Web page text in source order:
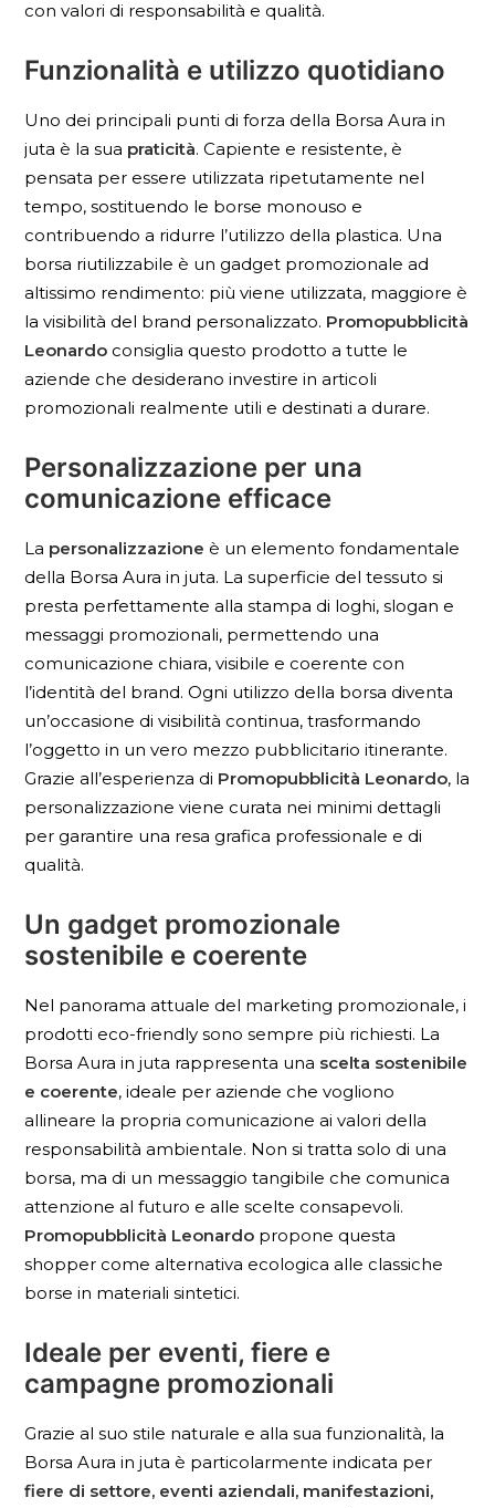
con valori di responsabilità e qualità.
Funzionalità e utilizzo quotidiano
Uno dei principali punti di forza della Borsa Aura in
juta è la sua praticità. Capiente e resistente, è
pensata per essere utilizzata ripetutamente nel
tempo, sostituendo le borse monouso e
contribuendo a ridurre l’utilizzo della plastica. Una
borsa riutilizzabile è un gadget promozionale ad
altissimo rendimento: più viene utilizzata, maggiore è
la visibilità del brand personalizzato. Promopubblicità
Leonardo consiglia questo prodotto a tutte le
aziende che desiderano investire in articoli
promozionali realmente utili e destinati a durare.
Personalizzazione per una
comunicazione efficace
La personalizzazione è un elemento fondamentale
della Borsa Aura in juta. La superficie del tessuto si
presta perfettamente alla stampa di loghi, slogan e
messaggi promozionali, permettendo una
comunicazione chiara, visibile e coerente con
l’identità del brand. Ogni utilizzo della borsa diventa
un’occasione di visibilità continua, trasformando
l’oggetto in un vero mezzo pubblicitario itinerante.
Grazie all’esperienza di Promopubblicità Leonardo, la
personalizzazione viene curata nei minimi dettagli
per garantire una resa grafica professionale e di
qualità.
Un gadget promozionale
sostenibile e coerente
Nel panorama attuale del marketing promozionale, i
prodotti eco-friendly sono sempre più richiesti. La
Borsa Aura in juta rappresenta una scelta sostenibile
e coerente, ideale per aziende che vogliono
allineare la propria comunicazione ai valori della
responsabilità ambientale. Non si tratta solo di una
borsa, ma di un messaggio tangibile che comunica
attenzione al futuro e alle scelte consapevoli.
Promopubblicità Leonardo propone questa
shopper come alternativa ecologica alle classiche
borse in materiali sintetici.
Ideale per eventi, fiere e
campagne promozionali
Grazie al suo stile naturale e alla sua funzionalità, la
Borsa Aura in juta è particolarmente indicata per
fiere di settore, eventi aziendali, manifestazioni,